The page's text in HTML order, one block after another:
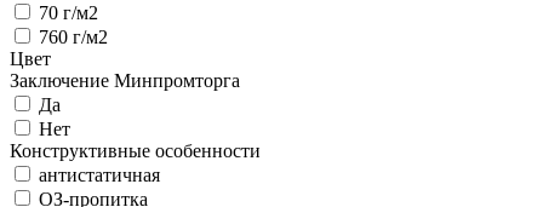
70 г/м2
760 г/м2
Цвет
Заключение Минпромторга
Да
Нет
Конструктивные особенности
антистатичная
ОЗ-пропитка